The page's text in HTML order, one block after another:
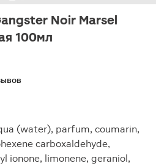
Noir Marsel
100мл
(water), pаrfum, coumarin,
carboxaldehyde,
ionone, limonene, geraniol,